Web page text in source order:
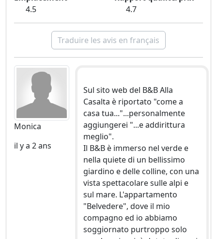
4.5
4.7
Traduire les avis en français
Monica
il y a 2 ans
Sul sito web del B&B Alla
Casalta è riportato "come a
casa tua..."...personalmente
aggiungerei "...e addirittura
meglio".
Il B&B è immerso nel verde e
nella quiete di un bellissimo
giardino e delle colline, con una
vista spettacolare sulle alpi e
sul mare. L'appartamento
"Belvedere", dove il mio
compagno ed io abbiamo
soggiornato purtroppo solo